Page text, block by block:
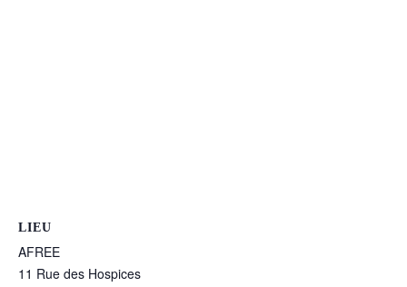
LIEU
AFREE
11 Rue des Hospices